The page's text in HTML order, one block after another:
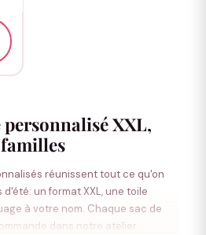
personnalisé XXL,
réunissent tout ce qu'on
un format XXL, une toile
à votre nom. Chaque sac de
dans notre atelier